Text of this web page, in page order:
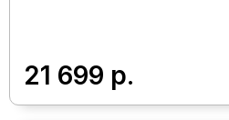
21 699 р.